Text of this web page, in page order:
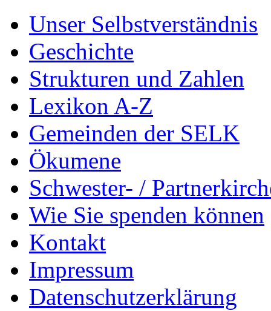
Unser Selbstverständnis
Geschichte
Strukturen und Zahlen
Lexikon A-Z
Gemeinden der SELK
Ökumene
Schwester- /
Wie Sie spenden können
Kontakt
Impressum
Datenschutzerklärung